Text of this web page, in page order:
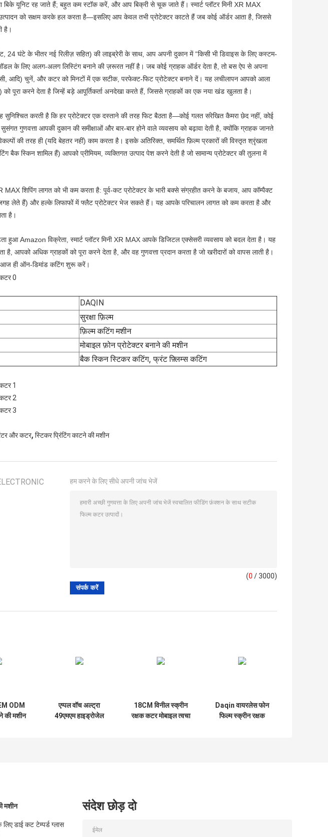
बिके यूनिट रह जाते हैं; बहुत कम स्टॉक करें, और आप बिक्री से चूक जाते हैं। स्मार्ट प्लॉटर मिनी XR MAX
को सक्षम करके हल करता है—इसलिए आप केवल तभी प्रोटेक्टर काटते हैं जब कोई ऑर्डर आता है, जिससे
है।
24 घंटे के भीतर नई रिलीज़ सहित) की लाइब्रेरी के साथ, आप अपनी दुकान में “किसी भी डिवाइस के लिए कस्टम-
के लिए अलग-अलग लिस्टिंग बनाने की ज़रूरत नहीं है। जब कोई ग्राहक ऑर्डर देता है, तो बस ऐप से अपना
आदि) चुनें, और कटर को मिनटों में एक सटीक, परफेक्ट-फिट प्रोटेक्टर बनाने दें। यह लचीलापन आपको आला
पूरा करने देता है जिन्हें बड़े आपूर्तिकर्ता अनदेखा करते हैं, जिससे ग्राहकों का एक नया खंड खुलता है।
सुनिश्चित करती है कि हर प्रोटेक्टर एक दस्ताने की तरह फिट बैठता है—कोई गलत संरेखित कैमरा छेद नहीं, कोई
गुणवत्ता आपकी दुकान की समीक्षाओं और बार-बार होने वाले व्यवसाय को बढ़ावा देती है, क्योंकि ग्राहक जानते
की तरह ही (यदि बेहतर नहीं) काम करता है। इसके अतिरिक्त, समर्थित फ़िल्म प्रकारों की विस्तृत श्रृंखला
बैक स्किन शामिल हैं) आपको प्रीमियम, व्यक्तिगत उत्पाद पेश करने देती है जो सामान्य प्रोटेक्टर की तुलना में
MAX शिपिंग लागत को भी कम करता है: पूर्व-कट प्रोटेक्टर के भारी बक्से संग्रहीत करने के बजाय, आप कॉम्पैक्ट
लेते हैं) और हल्के लिफाफों में फ्लैट प्रोटेक्टर भेज सकते हैं। यह आपके परिचालन लागत को कम करता है और
है।
हुआ Amazon विक्रेता, स्मार्ट प्लॉटर मिनी XR MAX आपके डिजिटल एक्सेसरी व्यवसाय को बदल देता है। यह
है, आपको अधिक ग्राहकों को पूरा करने देता है, और वह गुणवत्ता प्रदान करता है जो खरीदारों को वापस लाती है।
ही ऑन-डिमांड कटिंग शुरू करें।
DAQIN
सुरक्षा फ़िल्म
फ़िल्म कटिंग मशीन
मोबाइल फ़ोन प्रोटेक्टर बनाने की मशीन
बैक स्किन स्टिकर कटिंग, फ्रंट फ़्लिम्स कटिंग
और कटर, स्टिकर प्रिंटिंग काटने की मशीन
हम करने के लिए सीधे अपनी जांच भेजें
(0 / 3000)
ODM
की मशीन
एप्पल वॉच अल्ट्रा
49एमएम हाइड्रोजेल
18CM विनील स्क्रीन
रक्षक कटर मोबाइल त्वचा
Daqin वायरलेस फोन
फिल्म स्क्रीन रक्षक
मशीन
डाई कट टेम्पर्ड ग्लास
संदेश छोड़ दो